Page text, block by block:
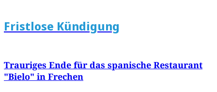
Fristlose Kündigung
Trauriges Ende für das spanische Restaurant
"Bielo" in Frechen